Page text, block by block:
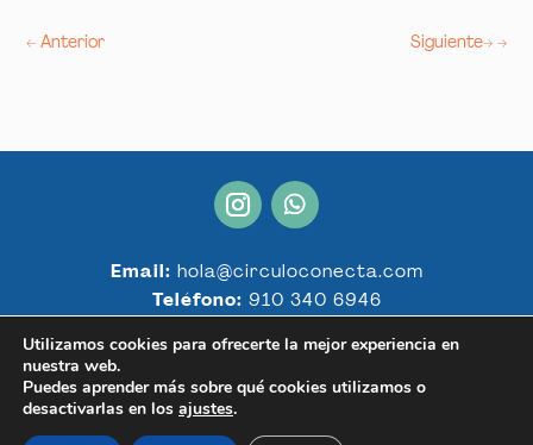
←Anterior Siguiente →
Email: hola@circuloconecta.com
Teléfono: 910 340 6946
© 2025 Círculo Conecta. Todos los derechos reservados.
Aviso legal. Condiciones generales.
Utilizamos cookies para ofrecerte la mejor experiencia en
nuestra web.
Puedes aprender más sobre qué cookies utilizamos o
desactivarlas en los ajustes.